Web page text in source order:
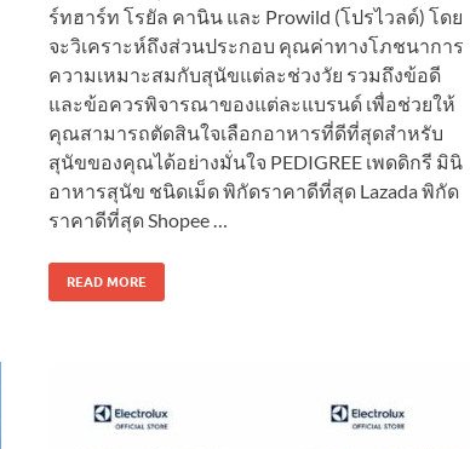
ร์ทฮาร์ท โรยัล คานิน และ Prowild (โปรไวลด์) โดย
จะวิเคราะห์ถึงส่วนประกอบ คุณค่าทางโภชนาการ
ความเหมาะสมกับสุนัขแต่ละช่วงวัย รวมถึงข้อดี
และข้อควรพิจารณาของแต่ละแบรนด์ เพื่อช่วยให้
คุณสามารถตัดสินใจเลือกอาหารที่ดีที่สุดสำหรับ
สุนัขของคุณได้อย่างมั่นใจ PEDIGREE เพดดิกรี มินิ
อาหารสุนัข ชนิดเม็ด พิกัดราคาดีที่สุด Lazada พิกัด
ราคาดีที่สุด Shopee …
READ MORE